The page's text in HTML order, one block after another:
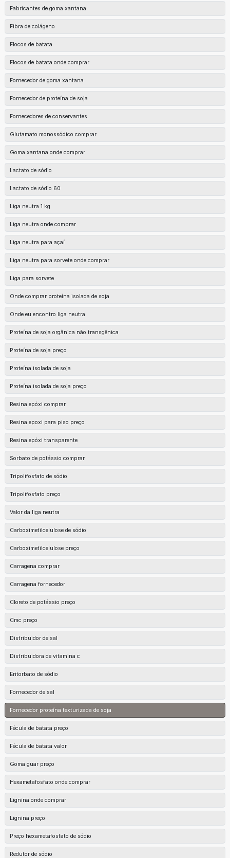
Fabricantes de goma xantana
Fibra de colágeno
Flocos de batata
Flocos de batata onde comprar
Fornecedor de goma xantana
Fornecedor de proteína de soja
Fornecedores de conservantes
Glutamato monossódico comprar
Goma xantana onde comprar
Lactato de sódio
Lactato de sódio 60
Liga neutra 1 kg
Liga neutra onde comprar
Liga neutra para açaí
Liga neutra para sorvete onde comprar
Liga para sorvete
Onde comprar proteína isolada de soja
Onde eu encontro liga neutra
Proteína de soja orgânica não transgênica
Proteína de soja preço
Proteína isolada de soja
Proteína isolada de soja preço
Resina epóxi comprar
Resina epoxi para piso preço
Resina epóxi transparente
Sorbato de potássio comprar
Tripolifosfato de sódio
Tripolifosfato preço
Valor da liga neutra
Carboximetilcelulose de sódio
Carboximetilcelulose preço
Carragena comprar
Carragena fornecedor
Cloreto de potássio preço
Cmc preço
Distribuidor de sal
Distribuidora de vitamina c
Eritorbato de sódio
Fornecedor de sal
Fornecedor proteína texturizada de soja
Fécula de batata preço
Fécula de batata valor
Goma guar preço
Hexametafosfato onde comprar
Lignina onde comprar
Lignina preço
Preço hexametafosfato de sódio
Redutor de sódio